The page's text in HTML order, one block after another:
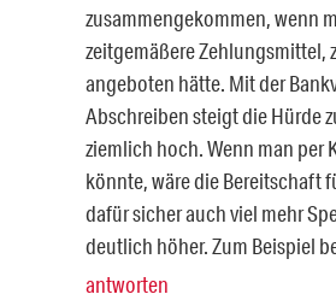
zusammengekommen, wenn
zeitgemäßere Zehlungsmittel,
angeboten hätte. Mit der
Abschreiben steigt die Hürde
ziemlich hoch. Wenn man per
könnte, wäre die Bereitschaft
dafür sicher auch viel mehr
deutlich höher. Zum Beispiel
antworten